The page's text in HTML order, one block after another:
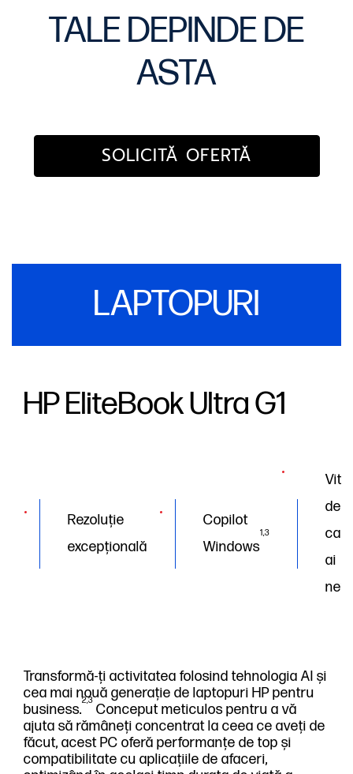
TALE DEPINDE DE
ASTA
SOLICITĂ OFERTĂ
LAPTOPURI
HP EliteBook Ultra G1
Rezoluție
excepțională
Copilot
Windows
1,3
de
care
ai
Transformă-ți activitatea folosind tehnologia AI și
cea mai nouă generație de laptopuri HP pentru
business.
2,3
Conceput meticulos pentru a vă
ajuta să rămâneți concentrat la ceea ce aveți de
făcut, acest PC oferă performanțe de top și
compatibilitate cu aplicațiile de afaceri,